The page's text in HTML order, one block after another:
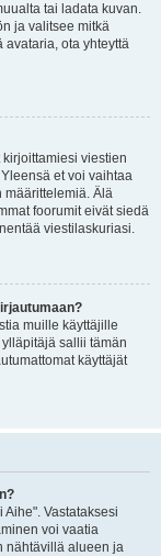
tai ladata kuvan.
ja valitsee mitkä
avataria, ota yhteyttä
viestien
et voi vaihtaa
määrittelemiä. Älä
foorumit eivät siedä
viestilaskuriasi.
muille käyttäjille
sallii tämän
käyttäjät
Vastataksesi
voi vaatia
nähtävillä alueen ja